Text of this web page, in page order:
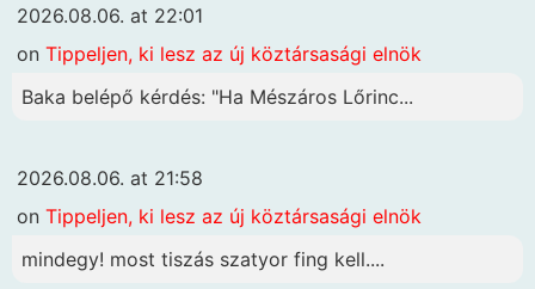
2026.08.06. at 22:01
on Tippeljen, ki lesz az új köztársasági elnök
Baka belépő kérdés: "Ha Mészáros Lőrinc...
2026.08.06. at 21:58
on Tippeljen, ki lesz az új köztársasági elnök
mindegy! most tiszás szatyor fing kell....